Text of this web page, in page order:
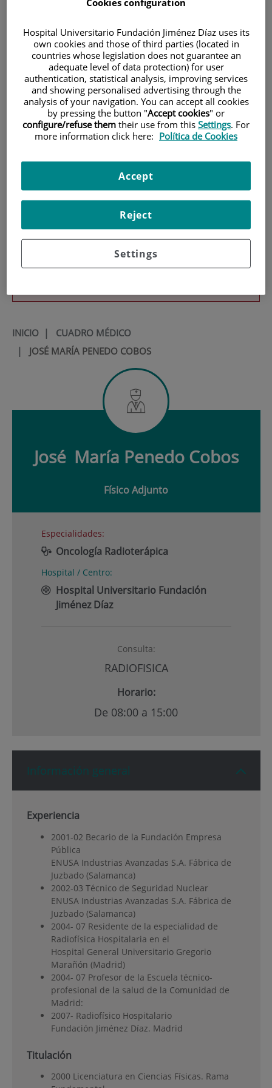
Investigación
Docencia
Teléfono de atención al usuario
INICIO| CUADRO MÉDICO
| JOSÉ MARÍA PENEDO COBOS
José María Penedo Cobos
Físico Adjunto
Especialidades:
Oncología Radioterápica
Hospital / Centro:
Hospital Universitario Fundación
Jiménez Díaz
Consulta:
RADIOFISICA
Horario:
De 08:00 a 15:00
Información general
Experiencia
2001-02 Becario de la Fundación Empresa
Pública
ENUSA Industrias Avanzadas S.A. Fábrica de
Juzbado (Salamanca)
2002-03 Técnico de Seguridad Nuclear
ENUSA Industrias Avanzadas S.A. Fábrica de
Juzbado (Salamanca)
2004- 07 Residente de la especialidad de
Radiofísica Hospitalaria en el
Hospital General Universitario Gregorio
Marañón (Madrid)
2004- 07 Profesor de la Escuela técnico-
profesional de la salud de la Comunidad de
Madrid:
2007- Radiofísico Hospitalario
Fundación Jiménez Díaz. Madrid
Titulación
2000 Licenciatura en Ciencias Físicas. Rama
Hospital Universitario Fundación Jiménez Díaz uses its
own cookies and those of third parties (located in
countries whose legislation does not guarantee an
adequate level of data protection) for user
authentication, statistical analysis, improving services
and showing personalised advertising through the
analysis of your navigation. You can accept all cookies
by pressing the button "Accept cookies" or
configure/refuse them their use from this Settings. For
more information click here: Política de Cookies
Settings
Reject
Accept